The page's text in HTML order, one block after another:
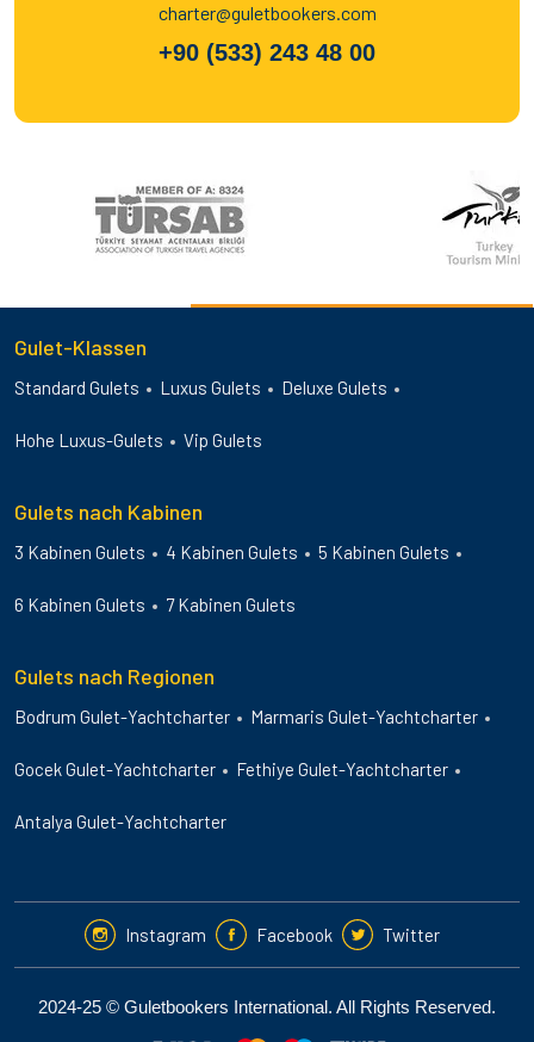
charter@guletbookers.com
+90 (533) 243 48 00
Gulet-Klassen
Standard Gulets Luxus Gulets Deluxe Gulets
Hohe Luxus-Gulets Vip Gulets
Gulets nach Kabinen
3 Kabinen Gulets 4 Kabinen Gulets 5 Kabinen Gulets
6 Kabinen Gulets 7 Kabinen Gulets
Gulets nach Regionen
Bodrum Gulet-Yachtcharter Marmaris Gulet-Yachtcharter
Gocek Gulet-Yachtcharter Fethiye Gulet-Yachtcharter
Antalya Gulet-Yachtcharter
Instagram Facebook Twitter
2024-25 © Guletbookers International. All Rights Reserved.